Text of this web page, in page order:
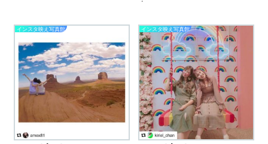
ま...
インスタ映え写真館 インスタ映え写真館